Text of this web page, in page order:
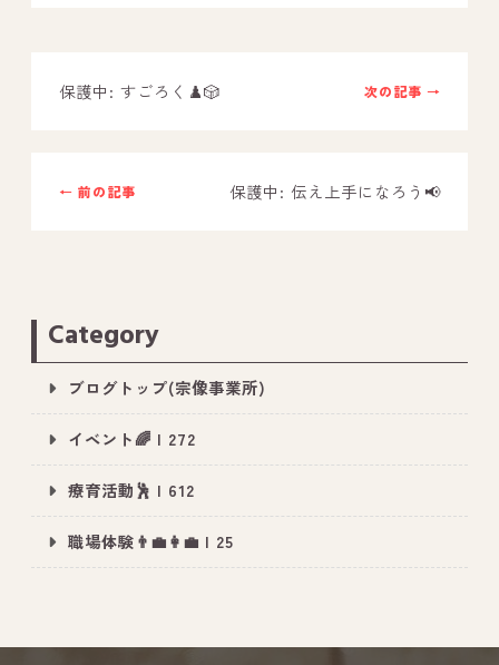
スタッフブログ
－ 福津事業所のブログ
－ 鳥栖事業所のブログ
Instagram 事業所紹介動画
次の記事 →
保護中: すごろく♟️🎲
← 前の記事 保護中: 伝え上手になろう📢
Category
ブログトップ(宗像事業所)
イベント🌈 | 272
療育活動🕺 | 612
職場体験👨‍💼👩‍💼 | 25